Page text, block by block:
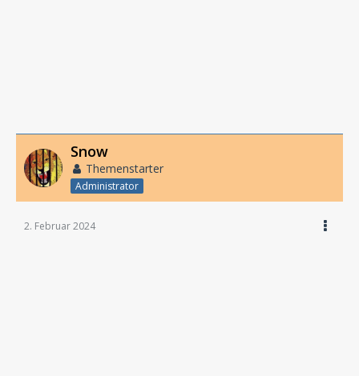
Snow
Themenstarter
Administrator
2. Februar 2024